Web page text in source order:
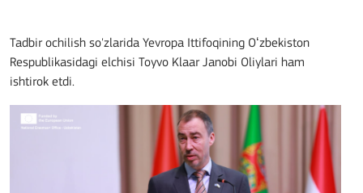
Tadbir ochilish so'zlarida Yevropa Ittifoqining Oʻzbekiston
Respublikasidagi elchisi Toyvo Klaar Janobi Oliylari ham
ishtirok etdi.